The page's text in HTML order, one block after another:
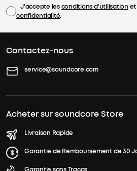
J'accepte lesconditions d'utilisation et
confidentialité.
Contactez-nous
service@soundcore.com
Acheter sur soundcore Store
Livraison Rapide
Garantie de Remboursement de 30
Garantie sans Tracas